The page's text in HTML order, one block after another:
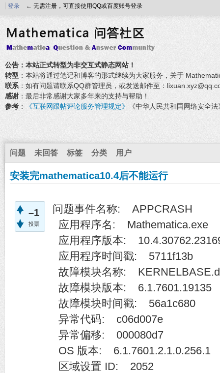
登录 ← 无需注册，可直接使用QQ或百度账号登录
公告：本站正式转型为非交互式静态网站！
转型 ：本站将通过笔记和博客的形式继续为大家服务，关于
联系 ：如有问题请联系QQ群管理员，或发送邮件至：
感谢 ：最后非常感谢大家多年来的支持与帮助！
参考 ： 《互联网跟帖评论服务管理规定》 《中华人民共和国网络安全
问题 未回答 标签 分类 用户
安装完mathematica10.4后不能运行
–1
投票
问题事件名称: APPCRASH
应用程序名: Mathematica.exe
应用程序版本:
应用程序时间戳: 5711f13b
故障模块名称:
故障模块版本: 6.1.7601.19135
故障模块时间戳: 56a1c680
异常代码: c06d007e
异常偏移: 000080d7
OS 版本: 6.1.7601.2.1.0.256.1
区域设置 ID: 2052